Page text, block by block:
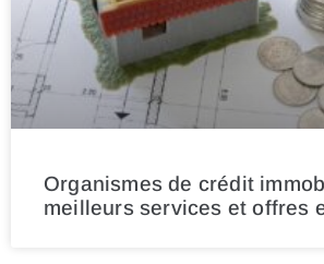
Organismes de crédit
meilleurs services et offres